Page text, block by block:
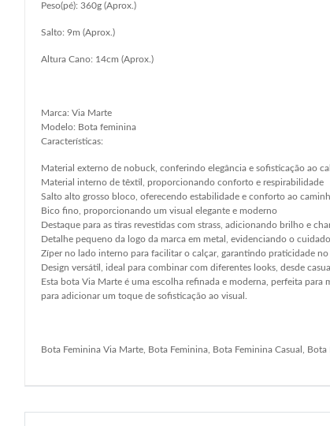
Peso(pé): 360g (Aprox.)
Salto: 9m (Aprox.)
Altura Cano: 14cm (Aprox.)
Marca: Via Marte
Modelo: Bota feminina
Características:
Material externo de nobuck, conferindo elegância e sofisticação ao
Material interno de têxtil, proporcionando conforto e respirabilidade
Salto alto grosso bloco, oferecendo estabilidade e conforto ao
Bico fino, proporcionando um visual elegante e moderno
Destaque para as tiras revestidas com strass, adicionando brilho e
Detalhe pequeno da logo da marca em metal, evidenciando o
Zíper no lado interno para facilitar o calçar, garantindo praticidade
Design versátil, ideal para combinar com diferentes looks, desde
Esta bota Via Marte é uma escolha refinada e moderna, perfeita
para adicionar um toque de sofisticação ao visual.
Bota Feminina Via Marte, Bota Feminina, Bota Feminina Casual,